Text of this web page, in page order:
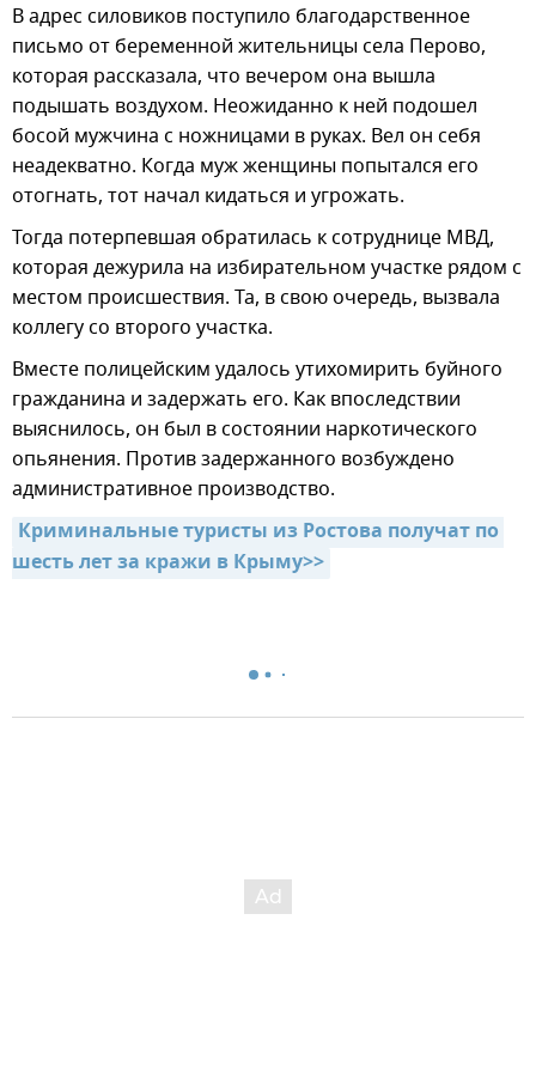
В адрес силовиков поступило благодарственное
письмо от беременной жительницы села Перово,
которая рассказала, что вечером она вышла
подышать воздухом. Неожиданно к ней подошел
босой мужчина с ножницами в руках. Вел он себя
неадекватно. Когда муж женщины попытался его
отогнать, тот начал кидаться и угрожать.
Тогда потерпевшая обратилась к сотруднице МВД,
которая дежурила на избирательном участке рядом с
местом происшествия. Та, в свою очередь, вызвала
коллегу со второго участка.
Вместе полицейским удалось утихомирить буйного
гражданина и задержать его. Как впоследствии
выяснилось, он был в состоянии наркотического
опьянения. Против задержанного возбуждено
административное производство.
Криминальные туристы из Ростова получат по
шесть лет за кражи в Крыму>>